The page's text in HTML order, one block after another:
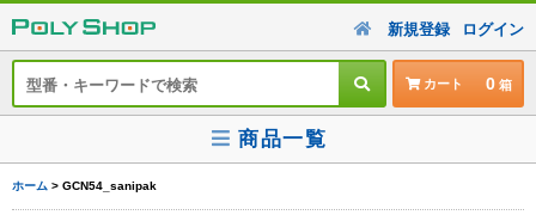
新規登録 ログイン
カート 0
商品一覧
ホーム > GCN54_sanipak